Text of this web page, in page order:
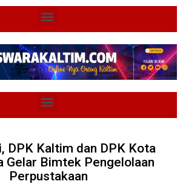
DPK Kaltim dan DPK Kota
Gelar Bimtek Pengelolaan
Perpustakaan